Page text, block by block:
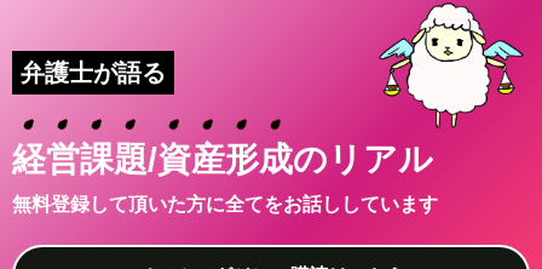
弁護士が語る
経営課題/資産形成のリアル
無料登録して頂いた方に全てをお話ししています